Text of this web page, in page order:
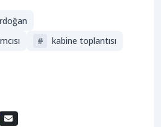
#
kabine toplantısı